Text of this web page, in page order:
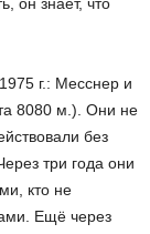
г.: Месснер и
8080 м.). Они не
без
три года они
кто не
Ещё через